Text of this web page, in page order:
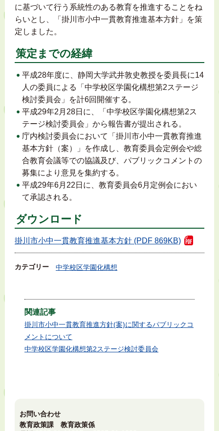
に基づいて行う系統性のある教育を推進することをね
らいとし、「掛川市小中一貫教育推進基本方針」を策
定しました。
策定までの経緯
平成28年度に、静岡大学武井敦史教授を委員長に14
人の委員による「中学校区学園化構想第2ステージ
検討委員会」を計6回開催する。
平成29年2月28日に、「中学校区学園化構想第2ス
テージ検討委員会」から報告書が提出される。
庁内検討委員会において「掛川市小中一貫教育推進
基本方針（案）」を作成し、教育委員会定例会や総
合教育会議等での協議及び、パブリックコメントの
募集により意見を集約する。
平成29年6月22日に、教育委員会6月定例会におい
て承認される。
ダウンロード
掛川市小中一貫教育推進基本方針 (PDF 869KB)
カテゴリー 中学校区学園化構想
関連記事
掛川市小中一貫教育推進方針(案)に関するパブリックコ
メントについて
中学校区学園化構想第2ステージ検討委員会
お問い合わせ
教育政策課 教育政策係